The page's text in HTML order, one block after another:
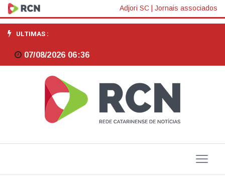
Sessenta
e
seis
funcionamento
liberado;
Adjori SC Jornais associados
ULTIMAS :
07/08/2026 06:36